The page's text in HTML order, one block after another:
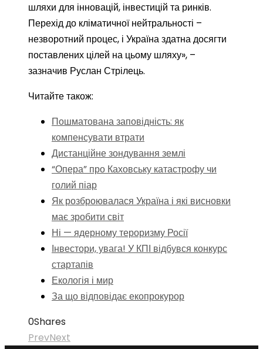
шляхи для інновацій, інвестицій та ринків.
Перехід до кліматичної нейтральності –
незворотний процес, і Україна здатна досягти
поставлених цілей на цьому шляху», –
зазначив Руслан Стрілець.
Читайте також:
Пошматована заповідність: як
компенсувати втрати
Дистанційне зондування землі
“Опера” про Каховську катастрофу чи
голий піар
Як розброювалася Україна і які висновки
має зробити світ
Ні — ядерному тероризму Росії
Інвестори, увага! У КПІ відбувся конкурс
стартапів
Екологія і мир
За що відповідає екопрокурор
0Shares
PrevNext